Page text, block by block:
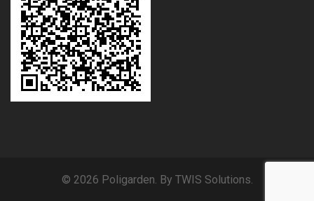
© 2026 Poligarden. By TWIS Solutions.